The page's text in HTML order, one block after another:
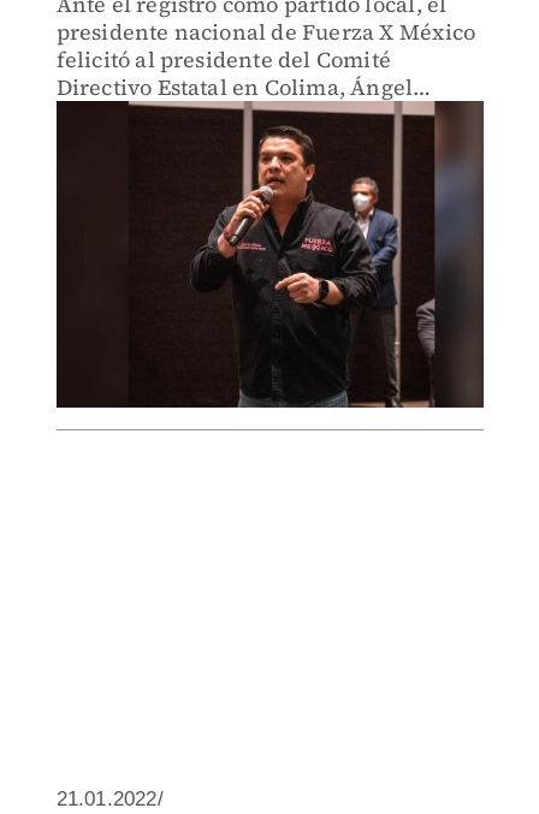
presidente nacional de Fuerza X México
felicitó al presidente del Comité
Directivo Estatal en Colima, Ángel
Palomino.
21.01.2022/